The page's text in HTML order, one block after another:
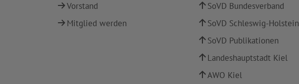
Vorstand
Mitglied werden
SoVD Bundesverband
SoVD Schleswig-Holstein
SoVD Publikationen
Landeshauptstadt Kiel
AWO Kiel